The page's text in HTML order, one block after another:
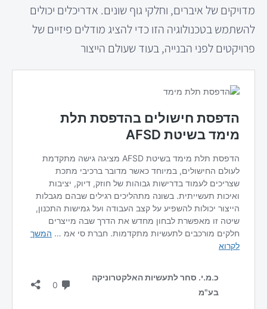
מדויקים של איברים, וחלקי גוף שונים. אדריכלים יכולים
להשתמש בטכנולוגיה הזו כדי להציג מודלים פיזיים של
פרויקטים לפני הבנייה, בעוד שעולם הייצור